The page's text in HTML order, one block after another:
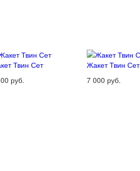
Твин Сет
руб.
Жакет Твин Сет
7 000 руб.